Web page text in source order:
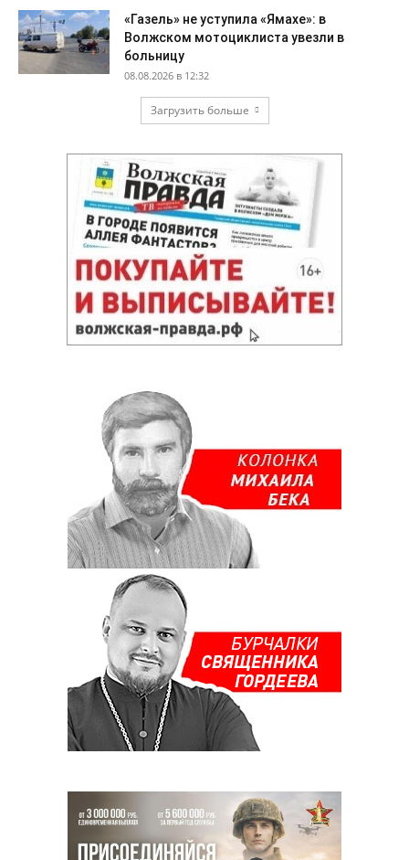
«Газель» не уступила «Ямахе»: в
Волжском мотоциклиста увезли в
больницу
08.08.2026 в 12:32
Загрузить больше